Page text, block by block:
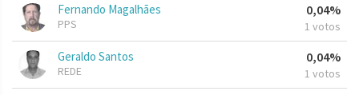
Fernando Magalhães
PPS
0,04%
1 votos
Geraldo Santos
REDE
0,04%
1 votos